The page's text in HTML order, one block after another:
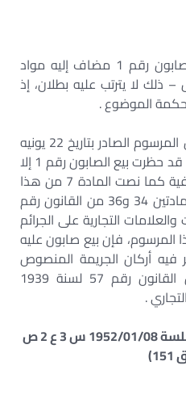
إن عدم إخطار المتهم بصنع صابون رقم 1 مضاف إليه مواد
– ذلك لا يترتب عليه بطلان، إذ
الموضوع .
إنه لما كانت المادة الأولى من المرسوم الصادر بتاريخ 22 يونيه
سنة 1942 بتنظيم بيع الصابون قد حظرت بيع الصابون رقم 1 إلا
إذا كان خالياً من المواد الإضافية كما نصت المادة 7 من هذا
المرسوم على سريان أحكام المادتين 34 و36 من القانون رقم
والعلامات التجارية على الجرائم
المرسوم، فإن بيع صابون عليه
فيه أركان الجريمة المنصوص
عليها بالمادتين 27 و34 من القانون رقم 57 لسنة 1939
.
(الطعن رقم 1108 لسنة 21 جلسة 1952/01/08 س 3 ع 2 ص